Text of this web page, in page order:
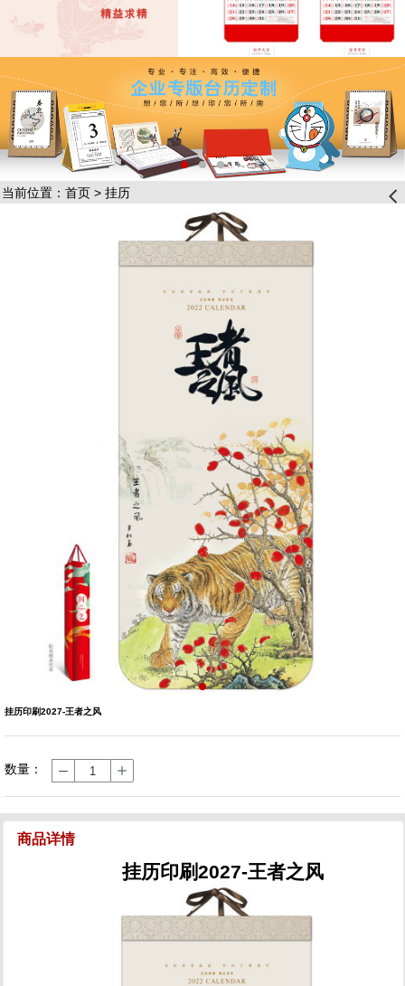
当前位置： 首页> 挂历 󰊒
挂历印刷2027-王者之风
数量：
商品详情
挂历印刷2027-王者之风